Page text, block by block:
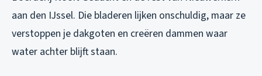
aan den IJssel. Die bladeren lijken onschuldig, maar ze
verstoppen je dakgoten en creëren dammen waar
water achter blijft staan.